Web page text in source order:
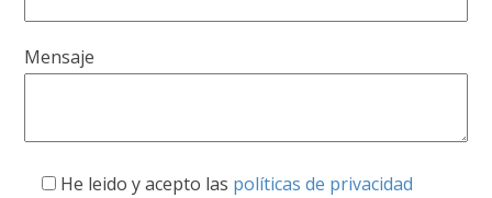
Mensaje
He leido y acepto las políticas de privacidad